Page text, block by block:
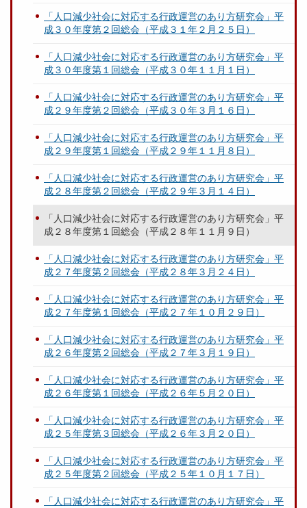
「人口減少社会に対応する行政運営のあり方研究会」平
成３０年度第２回総会（平成３１年２月２５日）
「人口減少社会に対応する行政運営のあり方研究会」平
成３０年度第１回総会（平成３０年１１月１日）
「人口減少社会に対応する行政運営のあり方研究会」平
成２９年度第２回総会（平成３０年３月１６日）
「人口減少社会に対応する行政運営のあり方研究会」平
成２９年度第１回総会（平成２９年１１月８日）
「人口減少社会に対応する行政運営のあり方研究会」平
成２８年度第２回総会（平成２９年３月１４日）
「人口減少社会に対応する行政運営のあり方研究会」平
成２８年度第１回総会（平成２８年１１月９日）
「人口減少社会に対応する行政運営のあり方研究会」平
成２７年度第２回総会（平成２８年３月２４日）
「人口減少社会に対応する行政運営のあり方研究会」平
成２７年度第１回総会（平成２７年１０月２９日）
「人口減少社会に対応する行政運営のあり方研究会」平
成２６年度第２回総会（平成２７年３月１９日）
「人口減少社会に対応する行政運営のあり方研究会」平
成２６年度第１回総会（平成２６年５月２０日）
「人口減少社会に対応する行政運営のあり方研究会」平
成２５年度第３回総会（平成２６年３月２０日）
「人口減少社会に対応する行政運営のあり方研究会」平
成２５年度第２回総会（平成２５年１０月１７日）
「人口減少社会に対応する行政運営のあり方研究会」平